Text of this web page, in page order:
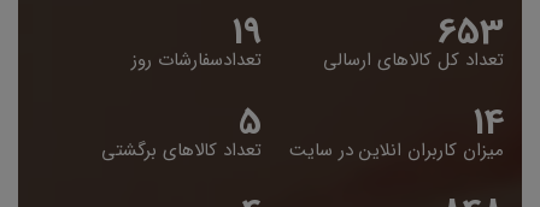
653
تعداد کل کالاهای ارسالی 19
تعدادسفارشات روز
14
میزان کاربران انلاین در سایت 5
تعداد کالاهای برگشتی